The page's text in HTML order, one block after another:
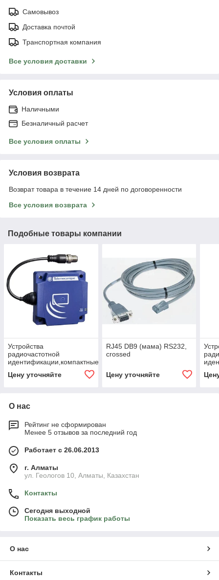
Самовывоз
Доставка почтой
Транспортная компания
Все условия доставки
Условия оплаты
Наличными
Безналичный расчет
Все условия оплаты
Условия возврата
Возврат товара в течение 14 дней по договоренности
Все условия возврата
Подобные товары компании
Устройства
радиочастотной
идентификации,компактные
Цену уточняйте
RJ45 DB9 (мама) RS232,
crossed
Цену уточняйте
О нас
Рейтинг не сформирован
Менее 5 отзывов за последний год
Работает с 26.06.2013
г. Алматы
ул. Геологов 10, Алматы, Казахстан
Контакты
Сегодня выходной
Показать весь график работы
О нас
Контакты